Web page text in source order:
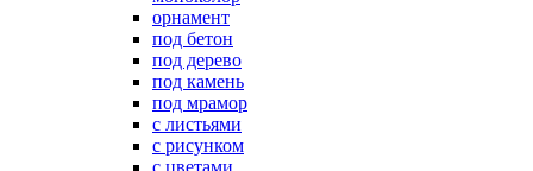
орнамент
под бетон
под дерево
под камень
под мрамор
с листьями
с рисунком
с цветами